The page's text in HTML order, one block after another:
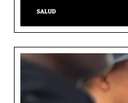
SALUD